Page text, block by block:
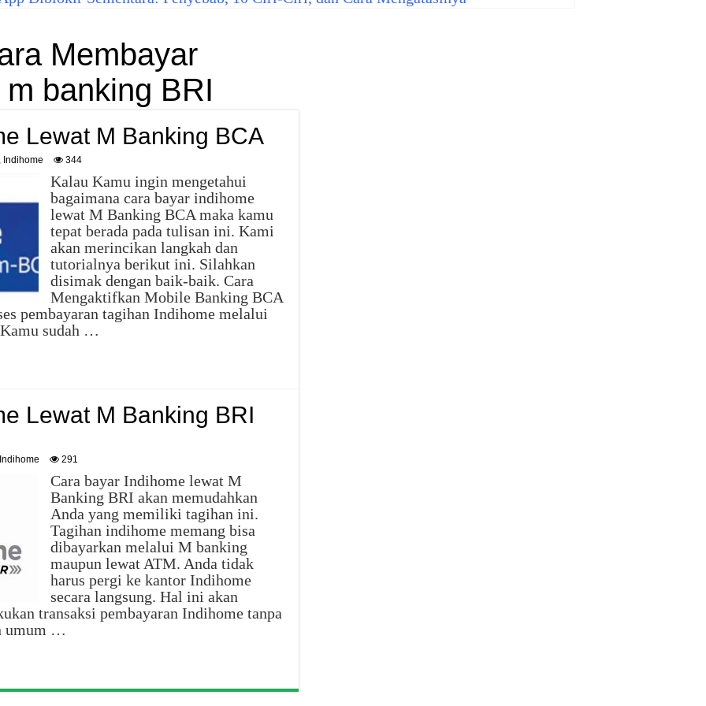
Membayar
banking BRI
Lewat M Banking BCA
Indihome 344
Kalau Kamu ingin mengetahui
bagaimana cara bayar indihome
lewat M Banking BCA maka kamu
tepat berada pada tulisan ini. Kami
akan merincikan langkah dan
tutorialnya berikut ini. Silahkan
disimak dengan baik-baik. Cara
Mengaktifkan Mobile Banking BCA
pembayaran tagihan Indihome melalui
sudah …
Lewat M Banking BRI
Indihome 291
Cara bayar Indihome lewat M
Banking BRI akan memudahkan
Anda yang memiliki tagihan ini.
Tagihan indihome memang bisa
dibayarkan melalui M banking
maupun lewat ATM. Anda tidak
harus pergi ke kantor Indihome
secara langsung. Hal ini akan
transaksi pembayaran Indihome tanpa
umum …